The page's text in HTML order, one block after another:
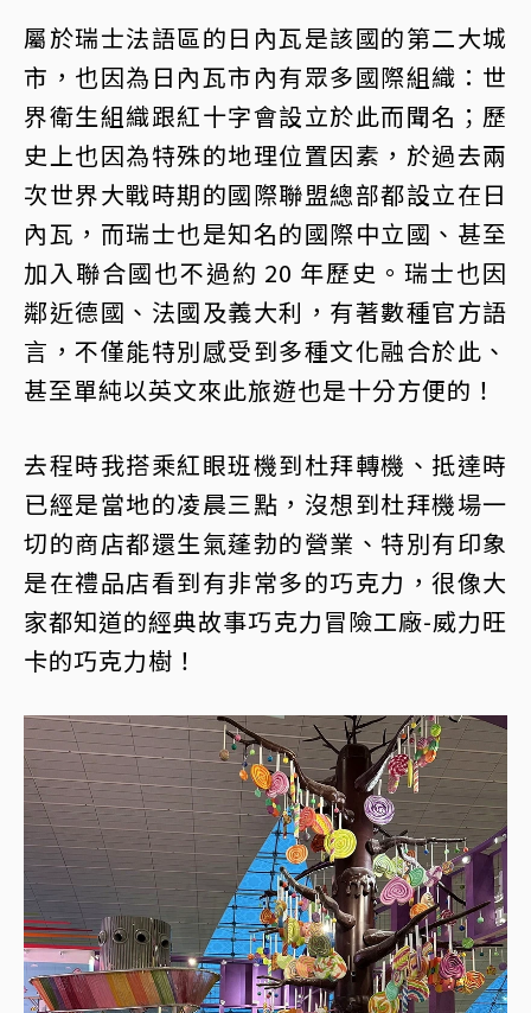
屬於瑞士法語區的日內瓦是該國的第二大城
市，也因為日內瓦市內有眾多國際組織：世
界衛生組織跟紅十字會設立於此而聞名；歷
史上也因為特殊的地理位置因素，於過去兩
次世界大戰時期的國際聯盟總部都設立在日
內瓦，而瑞士也是知名的國際中立國、甚至
加入聯合國也不過約 20 年歷史。瑞士也因
鄰近德國、法國及義大利，有著數種官方語
言，不僅能特別感受到多種文化融合於此、
甚至單純以英文來此旅遊也是十分方便的！
去程時我搭乘紅眼班機到杜拜轉機、抵達時
已經是當地的凌晨三點，沒想到杜拜機場一
切的商店都還生氣蓬勃的營業、特別有印象
是在禮品店看到有非常多的巧克力，很像大
家都知道的經典故事巧克力冒險工廠-威力旺
卡的巧克力樹！